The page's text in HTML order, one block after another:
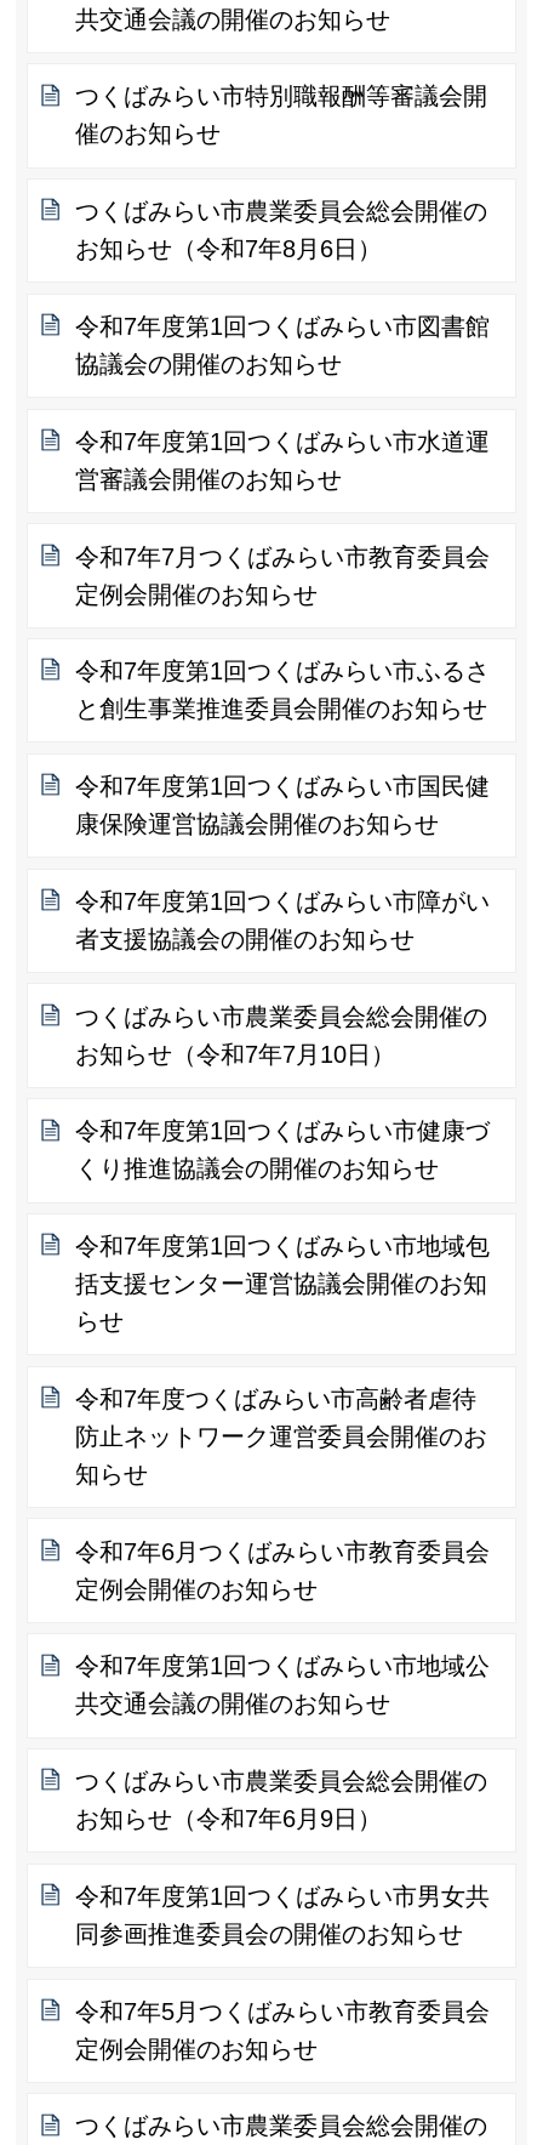
共交通会議の開催のお知らせ
つくばみらい市特別職報酬等審議会開
催のお知らせ
つくばみらい市農業委員会総会開催の
お知らせ（令和7年8月6日）
令和7年度第1回つくばみらい市図書館
協議会の開催のお知らせ
令和7年度第1回つくばみらい市水道運
営審議会開催のお知らせ
令和7年7月つくばみらい市教育委員会
定例会開催のお知らせ
令和7年度第1回つくばみらい市ふるさ
と創生事業推進委員会開催のお知らせ
令和7年度第1回つくばみらい市国民健
康保険運営協議会開催のお知らせ
令和7年度第1回つくばみらい市障がい
者支援協議会の開催のお知らせ
つくばみらい市農業委員会総会開催の
お知らせ（令和7年7月10日）
令和7年度第1回つくばみらい市健康づ
くり推進協議会の開催のお知らせ
令和7年度第1回つくばみらい市地域包
括支援センター運営協議会開催のお知
らせ
令和7年度つくばみらい市高齢者虐待
防止ネットワーク運営委員会開催のお
知らせ
令和7年6月つくばみらい市教育委員会
定例会開催のお知らせ
令和7年度第1回つくばみらい市地域公
共交通会議の開催のお知らせ
つくばみらい市農業委員会総会開催の
お知らせ（令和7年6月9日）
令和7年度第1回つくばみらい市男女共
同参画推進委員会の開催のお知らせ
令和7年5月つくばみらい市教育委員会
定例会開催のお知らせ
つくばみらい市農業委員会総会開催の